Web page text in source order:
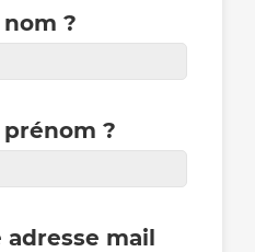
?
?
mail